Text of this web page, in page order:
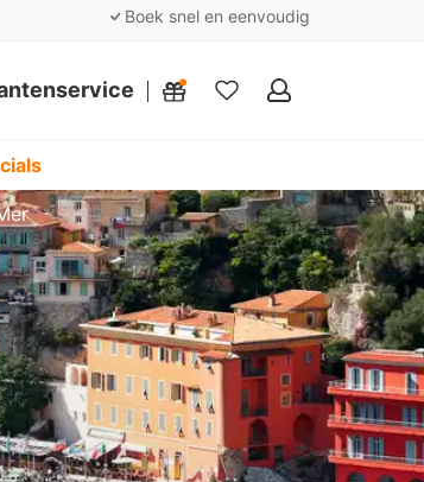
Boek snel en eenvoudig
Mijn